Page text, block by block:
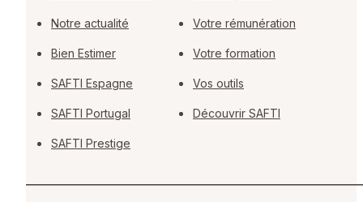
Notre actualité
Bien Estimer
SAFTI Espagne
SAFTI Portugal
SAFTI Prestige
Votre rémunération
Votre formation
Vos outils
Découvrir SAFTI